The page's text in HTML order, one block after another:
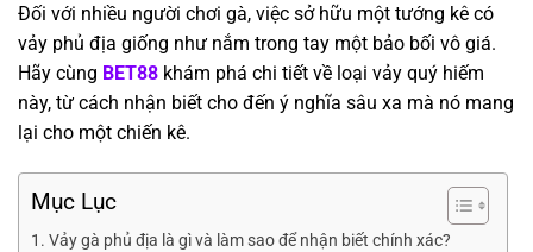
Đối với nhiều người chơi gà, việc sở hữu một tướng kê có
vảy phủ địa giống như nắm trong tay một bảo bối vô giá.
Hãy cùng BET88 khám phá chi tiết về loại vảy quý hiếm
này, từ cách nhận biết cho đến ý nghĩa sâu xa mà nó mang
lại cho một chiến kê.
Mục Lục
Vảy gà phủ địa là gì và làm sao để nhận biết chính xác?